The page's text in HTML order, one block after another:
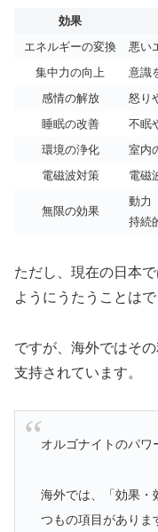
効果
エネルギーの変換
悪い
集中力の向上
意識
感情の解放
怒り
睡眠の改善
不眠
環境の浄化
室内
電磁波対策
電磁
無限の効果
動力
持続
ただし、現在の日本
ようにうたうことはで
ですが、海外ではそ
支持されています。
オルゴナイトのパワ
海外では、「効果・
つもの項目がありま